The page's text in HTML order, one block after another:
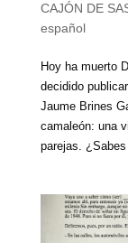
CAJÓN DE
español
Hoy ha muerto
decidido
Jaume Brines
camaleón: una
parejas.